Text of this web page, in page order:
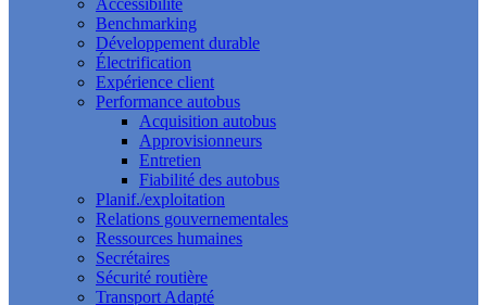
Accessibilité
Benchmarking
Développement durable
Électrification
Expérience client
Performance autobus
Acquisition autobus
Approvisionneurs
Entretien
Fiabilité des autobus
Planif./exploitation
Relations gouvernementales
Ressources humaines
Secrétaires
Sécurité routière
Transport Adapté